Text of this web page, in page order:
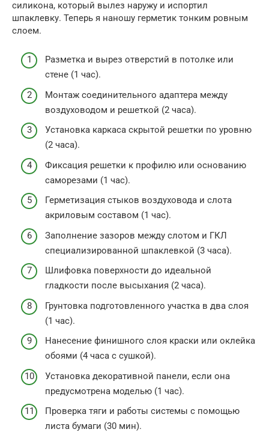
силикона, который вылез наружу и испортил
шпаклевку. Теперь я наношу герметик тонким ровным
слоем.
Разметка и вырез отверстий в потолке или
стене (1 час).
Монтаж соединительного адаптера между
воздуховодом и решеткой (2 часа).
Установка каркаса скрытой решетки по уровню
(2 часа).
Фиксация решетки к профилю или основанию
саморезами (1 час).
Герметизация стыков воздуховода и слота
акриловым составом (1 час).
Заполнение зазоров между слотом и ГКЛ
специализированной шпаклевкой (3 часа).
Шлифовка поверхности до идеальной
гладкости после высыхания (2 часа).
Грунтовка подготовленного участка в два слоя
(1 час).
Нанесение финишного слоя краски или оклейка
обоями (4 часа с сушкой).
Установка декоративной панели, если она
предусмотрена моделью (1 час).
Проверка тяги и работы системы с помощью
листа бумаги (30 мин).